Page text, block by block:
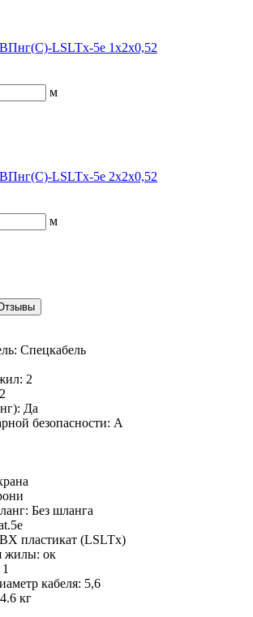
LSLTx-5е 1x2x0,52
м
LSLTx-5е 2x2x0,52
м
Спецкабель
2
Да
безопасности: A
Без шланга
пластикат (LSLTx)
жилы: ок
1
кабеля: 5,6
кг